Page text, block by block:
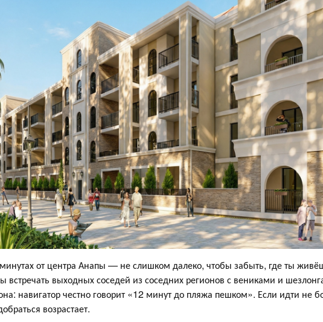
от центра Анапы — не слишком далеко, чтобы забыть, где ты
встречать выходных соседей из соседних регионов с вениками и
навигатор честно говорит «12 минут до пляжа пешком». Если идти не
возрастает.